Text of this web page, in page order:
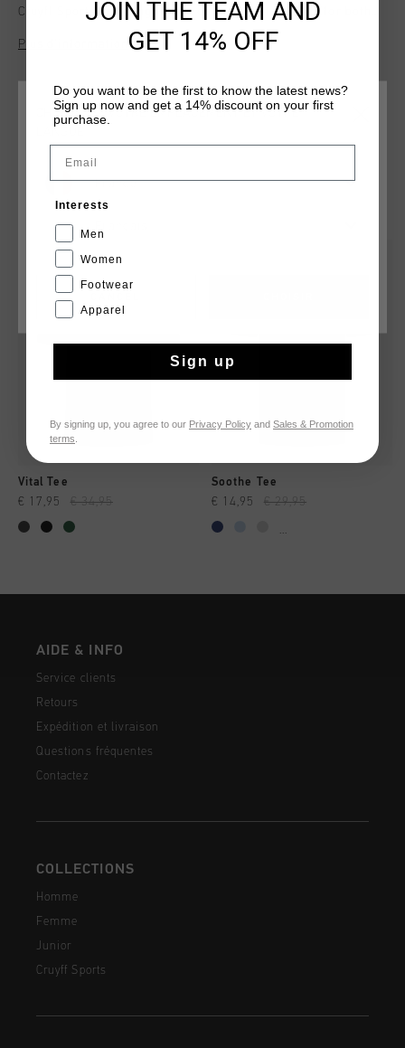
Cruyff Sports branding image on the chest. Perfect for both
casual wear and light activities.
Plus d’information
TU POURRAIS AIMER
Vital Tee
€ 17,95 € 34,95
Soothe Tee
€ 14,95 € 29,95
...
AIDE & INFO
Service clients
Retours
Expédition et livraison
Questions fréquentes
Contactez
COLLECTIONS
Homme
Femme
Junior
Cruyff Sports
CHOISISSEZ VOTRE EMPLACEMENT ET VOTRE
France
JOIN THE TEAM AND
GET 14% OFF
Do you want to be the first to know the latest news?
Sign up now and get a 14% discount on your first
purchase.
Interests
Men
Women
Footwear
Apparel
Sign up
By signing up, you agree to our Privacy Policy and Sales & Promotion
terms